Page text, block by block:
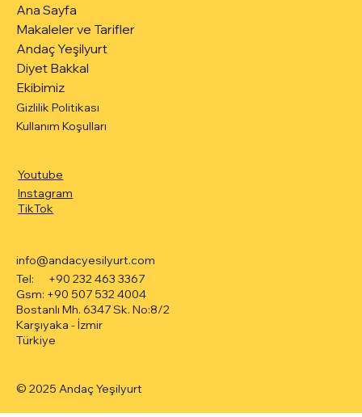
Ana Sayfa
Makaleler ve Tarifler
Andaç Yeşilyurt
Diyet Bakkal
Ekibimiz
Gizlilik Politikası
Kullanım Koşulları
Tel: +90 232 463 3367
Gsm: +90 507 532 4004
info@andacyesilyurt.com
Bostanlı Mh. 6347 Sk. No:8/2
Karşıyaka - İzmir
Türkiye
Youtube
Instagram
TikTok
© 2025 Andaç Yeşilyurt